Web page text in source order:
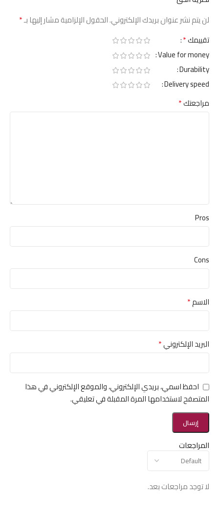
المراجعات
لا توجد مراجعات بعد.
لن يتم نشر عنوان بريدك الإلكتروني.الحقول الإلزامية مشار إليها بـ*
تقييمك*
Value for money
Durability
Delivery speed
مراجعتك*
Pros
Cons
الاسم*
البريد الإلكتروني*
احفظ اسمي، بريدي الإلكتروني، والموقع الإلكتروني في هذا
المتصفح لاستخدامها المرة المقبلة في تعليقي.